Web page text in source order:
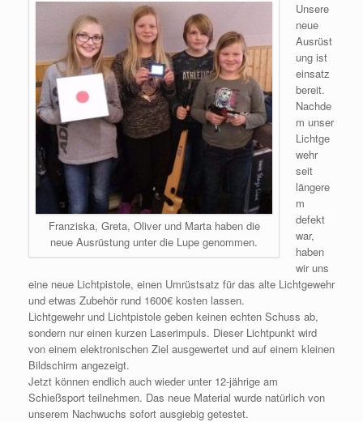
Franziska, Greta, Oliver und Marta haben die
neue Ausrüstung unter die Lupe genommen.
Unsere
neue
Ausrüst
ung ist
einsatz
bereit.
Nachde
m unser
Lichtge
wehr
seit
längere
m
defekt
war,
haben
wir uns
eine neue Lichtpistole, einen Umrüstsatz für das alte Lichtgewehr
und etwas Zubehör rund 1600€ kosten lassen.
Lichtgewehr und Lichtpistole geben keinen echten Schuss ab,
sondern nur einen kurzen Laserimpuls. Dieser Lichtpunkt wird
von einem elektronischen Ziel ausgewertet und auf einem kleinen
Bildschirm angezeigt.
Jetzt können endlich auch wieder unter 12-jährige am
Schießsport teilnehmen. Das neue Material wurde natürlich von
unserem Nachwuchs sofort ausgiebig getestet.